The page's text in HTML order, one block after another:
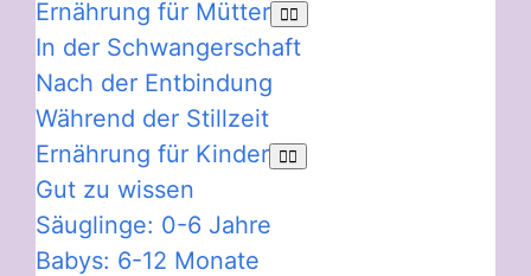
Ernährung für Mütter
In der Schwangerschaft
Nach der Entbindung
Während der Stillzeit
Ernährung für Kinder
Gut zu wissen
Säuglinge: 0-6 Jahre
Babys: 6-12 Monate